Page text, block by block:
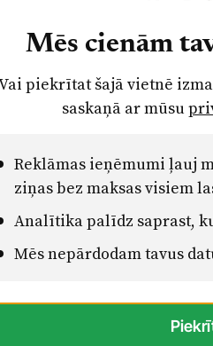
finansējuma
modeļa ieviešanas
samazinātos – Ādažu,
Olaines, Saulkrastu un
priekšlikumiem, kā
tālāko virzību
Mēs cienām
piekrītat šajā vietnē
saskaņā ar mūsu
Reklāmas ieņēmumi ļauj
ziņas bez maksas visiem
Analītika palīdz saprast,
Mēs nepārdodam tavus